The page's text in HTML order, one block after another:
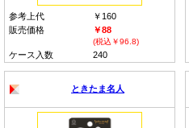
参考上代
￥160
販売価格
￥88
(税込￥96.8)
ケース入数 240
ときたま名人